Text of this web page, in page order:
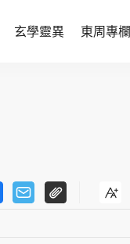
玄學靈異 東周專欄
與寵同行